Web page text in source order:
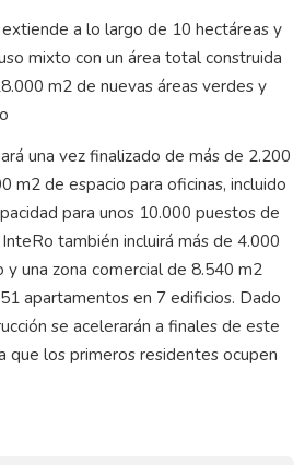
a lo largo de 10 hectáreas y
mixto con un área total construida
m2 de nuevas áreas verdes y
una vez finalizado de más de 2.200
m2 de espacio para oficinas, incluido
para unos 10.000 puestos de
también incluirá más de 4.000
y una zona comercial de 8.540 m2
apartamentos en 7 edificios. Dado
se acelerarán a finales de este
que los primeros residentes ocupen